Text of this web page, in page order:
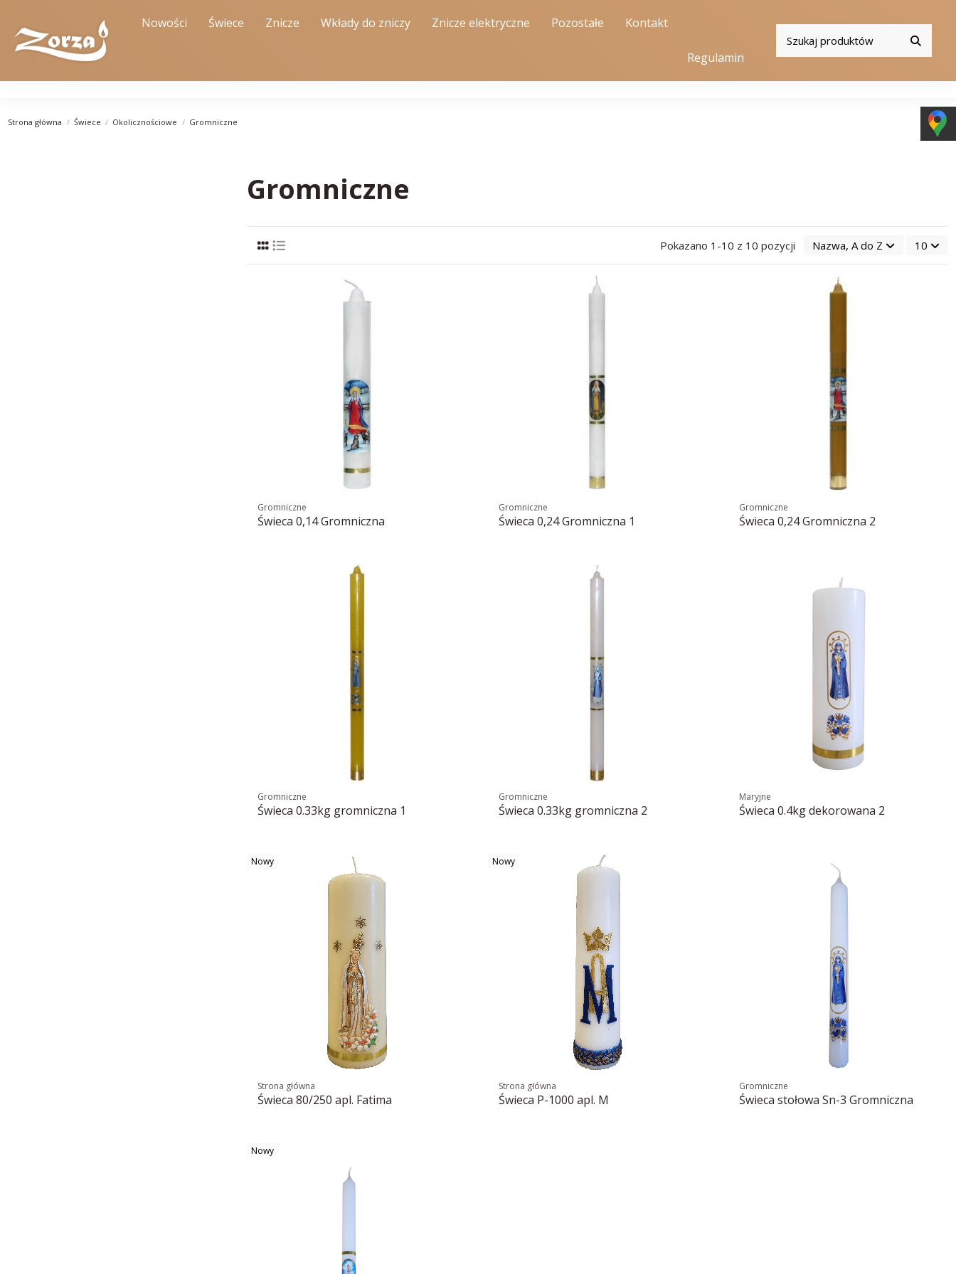
Nowości Świece Znicze Wkłady do zniczy Znicze elektryczne Pozostałe Kontakt
Regulamin
Strona główna Świece Okolicznościowe Gromniczne
Gromniczne
Pokazano 1-10 z 10 pozycji Nazwa, A do Z 10
Gromniczne
Świeca 0,14 Gromniczna
Gromniczne
Świeca 0,24 Gromniczna 1
Gromniczne
Świeca 0,24 Gromniczna 2
Gromniczne
Świeca 0.33kg gromniczna 1
Gromniczne
Świeca 0.33kg gromniczna 2
Maryjne
Świeca 0.4kg dekorowana 2
Nowy
Strona główna
Świeca 80/250 apl. Fatima
Nowy
Strona główna
Świeca P-1000 apl. M
Gromniczne
Świeca stołowa Sn-3 Gromniczna
Nowy